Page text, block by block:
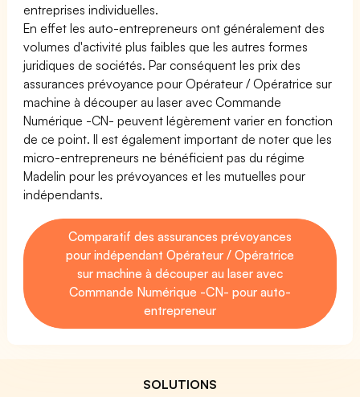
entreprises individuelles.
En effet les auto-entrepreneurs ont généralement des
volumes d'activité plus faibles que les autres formes
juridiques de sociétés. Par conséquent les prix des
assurances prévoyance pour Opérateur / Opératrice sur
machine à découper au laser avec Commande
Numérique -CN- peuvent légèrement varier en fonction
de ce point. Il est également important de noter que les
micro-entrepreneurs ne bénéficient pas du régime
Madelin pour les prévoyances et les mutuelles pour
indépendants.
Comparatif des assurances prévoyances
pour indépendant Opérateur / Opératrice
sur machine à découper au laser avec
Commande Numérique -CN- pour auto-
entrepreneur
SOLUTIONS